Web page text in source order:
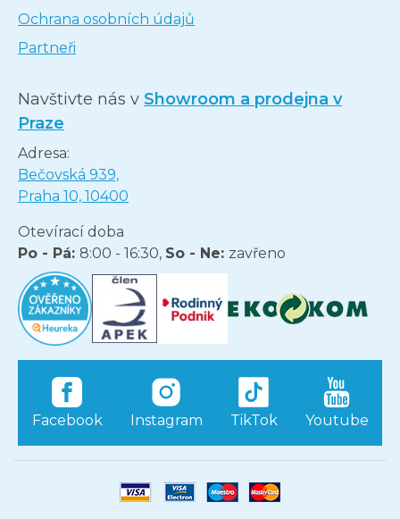
Ochrana osobních údajů
Partneři
Navštivte nás v Showroom a prodejna v
Praze
Adresa:
Bečovská 939,
Praha 10, 10400
Otevírací doba
Po - Pá: 8:00 - 16:30, So - Ne: zavřeno
Facebook Instagram TikTok Youtube